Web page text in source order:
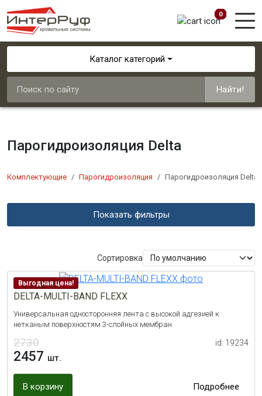
0
Каталог категорий
Найти!
Парогидроизоляция Delta
Комплектующие Парогидроизоляция Парогидроизоляция Delta
Показать фильтры
Сортировка
Выгодная цена!
DELTA-MULTI-BAND FLEXX
Универсальная односторонняя лента с высокой адгезией к
нетканым поверхностям 3-слойных мембран
2730
2457 шт.
id: 19234
В корзину Подробнее